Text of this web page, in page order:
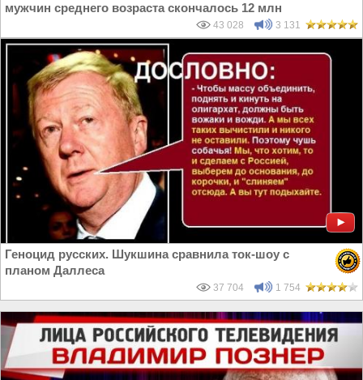
мужчин среднего возраста скончалось 12 млн
43 028 3 131
Геноцид русских. Шукшина сравнила ток-шоу с
планом Даллеса
37 704 1 754